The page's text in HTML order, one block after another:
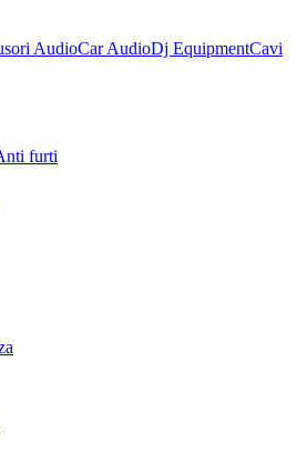
AudioCar AudioDj EquipmentCavi
furti